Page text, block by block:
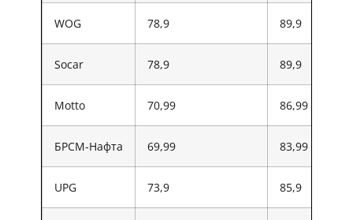
WOG 78,9 89,9
Socar 78,9 89,9
Motto 70,99 86,99
БРСМ-Нафта 69,99 83,99
UPG 73,9 85,9